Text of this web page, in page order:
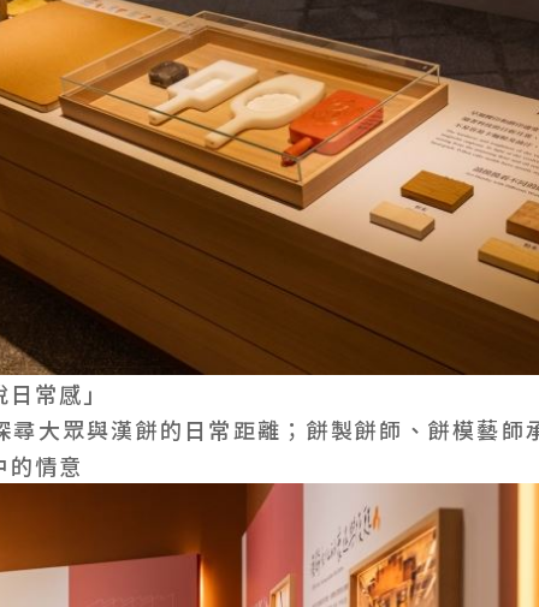
常感」
尋大眾與漢餅的日常距離；餅製餅師、餅模藝師
的情意